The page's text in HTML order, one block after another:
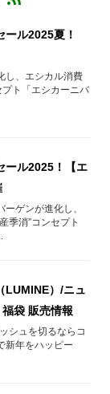
ール2025夏！
し、エシカル消費
プト「エシカーニバ
ール2025！【エ
ゲンが進化し、
季消”コンセプト
LUMINE）/ニュ
袋 販売情報
シュを切るならコ
新年をハッピー